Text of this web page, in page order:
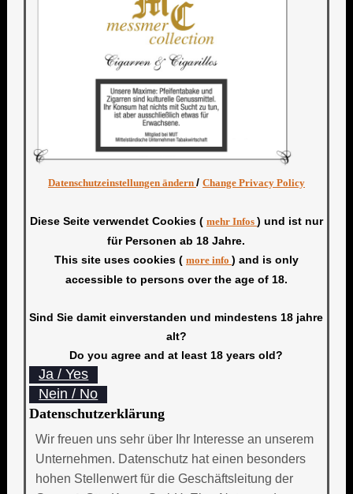
Datenschutzeinstellungen ändern / Change Privacy Policy
Diese Seite verwendet Cookies ( mehr Infos ) und ist nur
für Personen ab 18 Jahre.
This site uses cookies ( more info ) and is only
accessible to persons over the age of 18.
Sind Sie damit einverstanden und mindestens 18 jahre
alt?
Do you agree and at least 18 years old?
Ja / Yes
Nein / No
Datenschutzerklärung
Wir freuen uns sehr über Ihr Interesse an unserem
Unternehmen. Datenschutz hat einen besonders
hohen Stellenwert für die Geschäftsleitung der